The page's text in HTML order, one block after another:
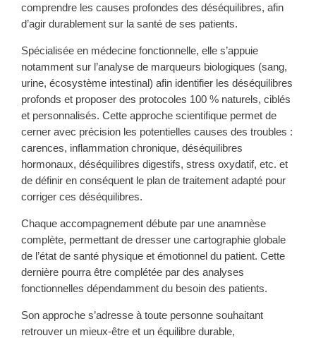
comprendre les causes profondes des déséquilibres, afin
d’agir durablement sur la santé de ses patients.
Spécialisée en médecine fonctionnelle, elle s’appuie
notamment sur l’analyse de marqueurs biologiques (sang,
urine, écosystème intestinal) afin identifier les déséquilibres
profonds et proposer des protocoles 100 % naturels, ciblés
et personnalisés. Cette approche scientifique permet de
cerner avec précision les potentielles causes des troubles :
carences, inflammation chronique, déséquilibres
hormonaux, déséquilibres digestifs, stress oxydatif, etc. et
de définir en conséquent le plan de traitement adapté pour
corriger ces déséquilibres.
Chaque accompagnement débute par une anamnèse
complète, permettant de dresser une cartographie globale
de l’état de santé physique et émotionnel du patient. Cette
dernière pourra être complétée par des analyses
fonctionnelles dépendamment du besoin des patients.
Son approche s’adresse à toute personne souhaitant
retrouver un mieux-être et un équilibre durable,